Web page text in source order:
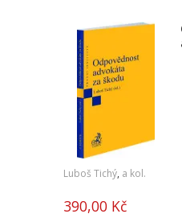
Luboš Tichý, a kol.
390,00 Kč